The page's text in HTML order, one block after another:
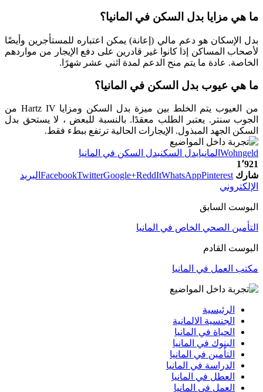
ما هي مزايا بدل السكن في المانيا؟
بدل الإسكان هو دعم مالي (إعانة) يمكن اعتباره للمستأجرين وأيضًا
لأصحاب المساكن إذا كانوا غير قادرين على دفع الإيجار من مواردهم
الخاصة. عادة ما يتم منح الدعم لمدة اثني عشر شهرًا.
ما هي عيوب بدل السكن في المانيا؟
من العيوب يتم الخلط بين ميزة بدل السكن ومزايا Hartz IV من
الجوب سنتر. يعتبر الطلب معقدًا. بالنسبة للبعض ، لا يستحق بدل
السكن الجهد المبذول. الإيجارات الحالية ترتفع ببطء فقط.
Wohngeld المانيابدل السكنبدل السكن في المانيا
1٬921
شارك
FacebookTwitterGoogle+ReddItWhatsAppPinterest
البريد
الإلكتروني
البوست السابق
التأمين الصحي الخاص في المانيا
البوست القادم
مكتب العمل في المانيا
الرئيسية
الجنسية الالمانية
الحياة في المانيا
البنوك في المانيا
التأمين في المانيا
الدراسة في المانيا
العطل في المانيا
العمل في المانيا